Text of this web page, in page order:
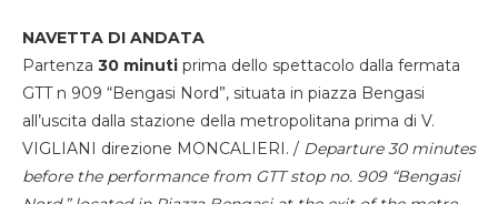
NAVETTA DI ANDATA
Partenza 30 minuti prima dello spettacolo dalla fermata
GTT n 909 “Bengasi Nord”, situata in piazza Bengasi
all’uscita dalla stazione della metropolitana prima di V.
VIGLIANI direzione MONCALIERI. / Departure 30 minutes
before the performance from GTT stop no. 909 “Bengasi